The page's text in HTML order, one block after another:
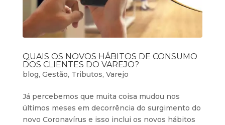
QUAIS OS NOVOS HÁBITOS DE CONSUMO
DOS CLIENTES DO VAREJO?
blog, Gestão, Tributos, Varejo
Já percebemos que muita coisa mudou nos
últimos meses em decorrência do surgimento do
novo Coronavírus e isso inclui os novos hábitos